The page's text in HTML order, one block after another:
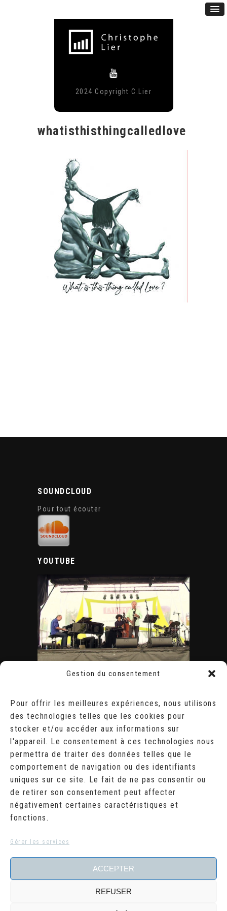
Gestion du consentement
Pour offrir les meilleures expériences, nous utilisons
des technologies telles que les cookies pour
stocker et/ou accéder aux informations sur
l'appareil. Le consentement à ces technologies nous
permettra de traiter des données telles que le
comportement de navigation ou des identifiants
uniques sur ce site. Le fait de ne pas consentir ou
de retirer son consentement peut affecter
négativement certaines caractéristiques et
fonctions.
Gérer les services
ACCEPTER
REFUSER
2024 Copyright C.Lier
whatisthisthingcalledlove
SOUNDCLOUD
Pour tout écouter
YOUTUBE
ÉVÈNEMENTS
AOÛT 2026
L M M J V S
D
1
2
3
4 5 6 7 8
9
10 11 12 13 14 15
16
17
18 19 20 21 22 23
24
25 26 27 28 29 30
« Juil
RECHERCHER
Search